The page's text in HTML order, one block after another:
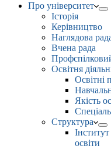
Про університет
Історія
Керівництво
Наглядова
Вчена рада
Освітня
Освітні
Якість
Структура
освіти